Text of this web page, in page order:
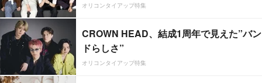
オリコンタイアップ特集
CROWN HEAD、結成1周年で見えた”バン
ドらしさ”
オリコンタイアップ特集